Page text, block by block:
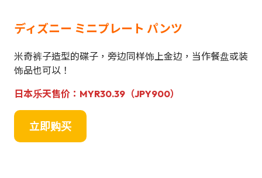
ディズニー ミニプレート パンツ
米奇裤子造型的碟子，旁边同样饰上金边，当作餐盘或装
饰品也可以！
日本乐天售价： MYR30.39 （JPY900）
立即购买